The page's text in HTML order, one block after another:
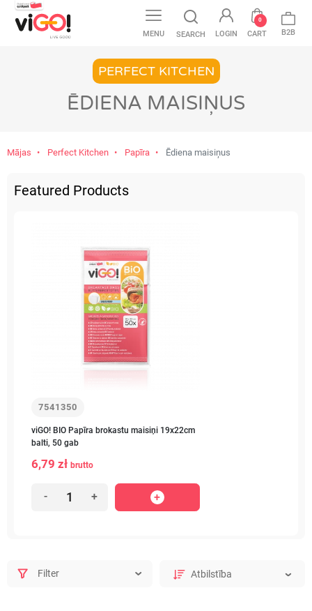
MENU SEARCH LOGIN CART
0
B2B
PERFECT KITCHEN
ĒDIENA MAISIŅUS
Mājas Perfect Kitchen Papīra Ēdiena maisiņus
Featured Products
7541350
viGO! BIO Papīra brokastu maisiņi 19x22cm
balti, 50 gab
6,79 zł brutto
- +
Filter